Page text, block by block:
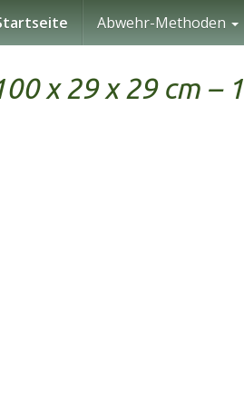
Abwehr-Methoden
x 29 x 29 cm – 1